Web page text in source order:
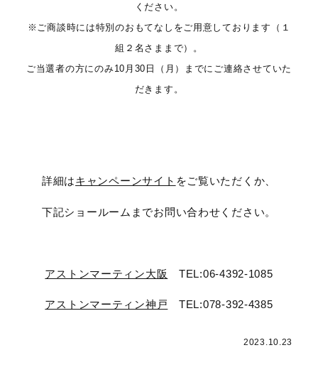
ください。
※ご商談時には特別のおもてなしをご用意しております（１
組２名さままで）。
ご当選者の方にのみ10月30日（月）までにご連絡させていた
だきます。
詳細はキャンペーンサイト をご覧いただくか、
下記ショールームまでお問い合わせください。
アストンマーティン大阪 TEL:06-4392-1085
アストンマーティン神戸 TEL:078-392-4385
2023.10.23